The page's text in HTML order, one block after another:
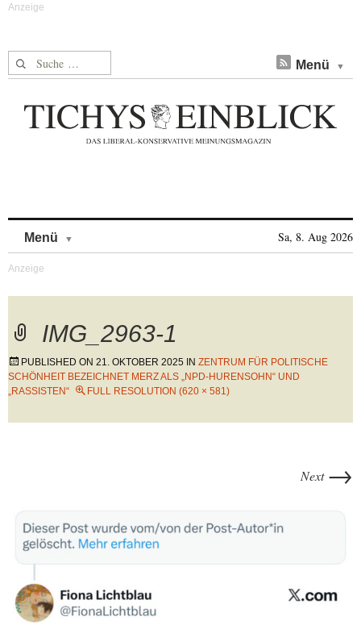
Suche nach: Menü
Menü Sa, 8. Aug 2026
IMG_2963-1
PUBLISHED ON 21. OKTOBER 2025 IN ZENTRUM FÜR POLITISCHE
SCHÖNHEIT BEZEICHNET MERZ ALS „NPD-HURENSOHN“ UND
„RASSISTEN“
FULL RESOLUTION (620 × 581)
Next →